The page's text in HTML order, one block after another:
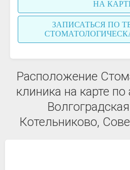
НА
ЗАПИСАТЬСЯ ПО
Расположение
клиника на карте по
Котельниково,